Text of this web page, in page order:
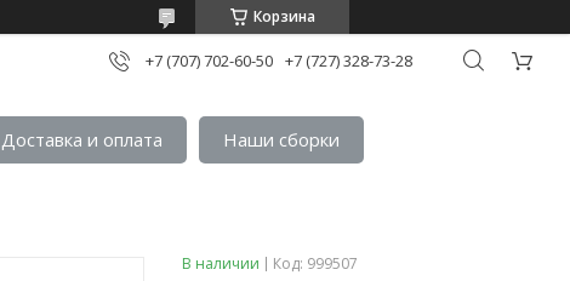
Корзина
+7 (707) 702-60-50 +7 (727) 328-73-28
Доставка и оплата Наши сборки
В наличии Код: 999507